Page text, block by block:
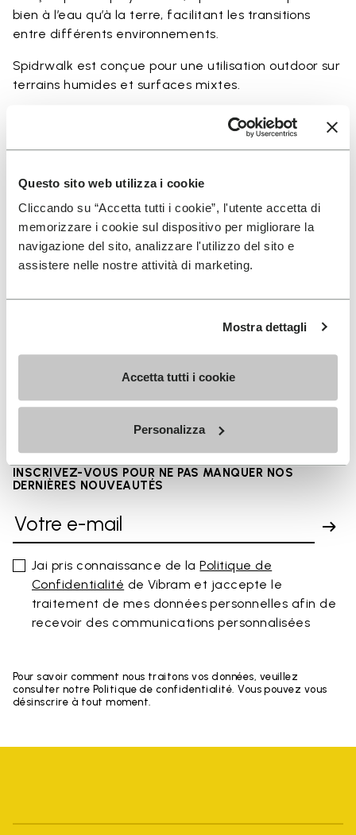
Questo sito web utilizza i cookie
Cliccando su “Accetta tutti i cookie”, l'utente accetta di
memorizzare i cookie sul dispositivo per migliorare la
navigazione del sito, analizzare l'utilizzo del sito e
assistere nelle nostre attività di marketing.
Mostra dettagli
Accetta tutti i cookie
Personalizza
bien à l’eau qu’à la terre, facilitant les transitions
entre différents environnements.
Spidrwalk est conçue pour une utilisation outdoor sur
terrains humides et surfaces mixtes.
• utilisation trail amphibie
• utilisation en rivières, canyons et zones côtières
• terrains glissants et rocheux
Détails
FAQs
INSCRIVEZ-VOUS POUR NE PAS MANQUER NOS
DERNIÈRES NOUVEAUTÉS
Jai pris connaissance de laPolitique de
Confidentialité de Vibram et jaccepte le
traitement de mes données personnelles afin de
recevoir des communications personnalisées
Pour savoir comment nous traitons vos données, veuillez
consulter notre Politique de confidentialité. Vous pouvez vous
désinscrire à tout moment.